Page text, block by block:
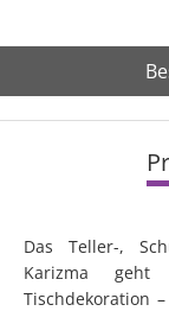
Das Teller-,
Karizma
Tischdekoration